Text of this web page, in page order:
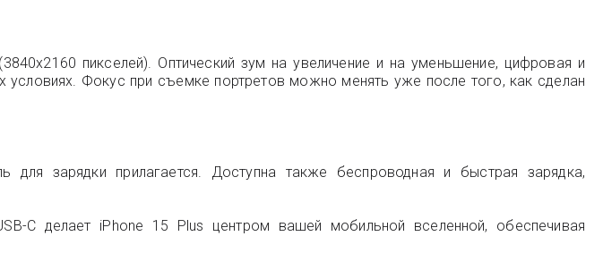
пикселей). Оптический зум на увеличение и на уменьшение, цифровая и
условиях. Фокус при съемке портретов можно менять уже после того, как сделан
зарядки прилагается. Доступна также беспроводная и быстрая зарядка,
C делает iPhone 15 Plus центром вашей мобильной вселенной, обеспечивая